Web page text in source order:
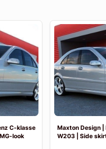
C-klasse
look
Maxton Design
W203 | Side